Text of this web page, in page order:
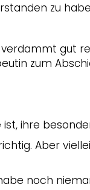
zu
gut
zum
ist, ihre
Aber
noch